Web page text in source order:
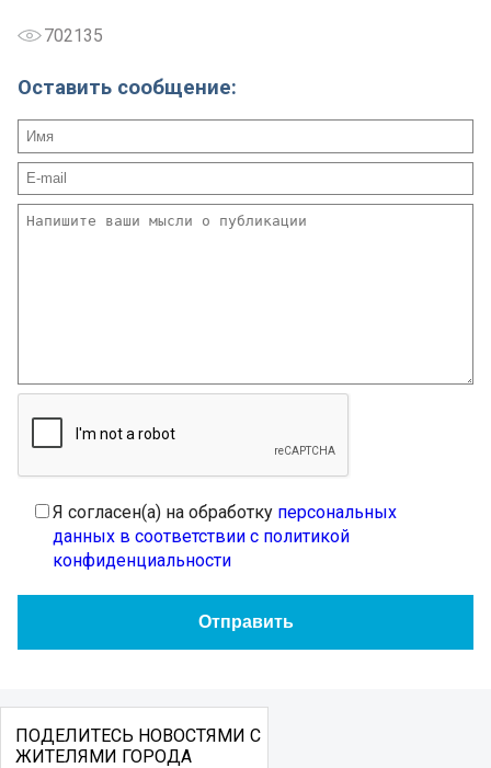
702135
Оставить сообщение:
Я согласен(а) на обработку персональных
данных в соответствии с политикой
конфиденциальности
ПОДЕЛИТЕСЬ НОВОСТЯМИ С
ЖИТЕЛЯМИ ГОРОДА